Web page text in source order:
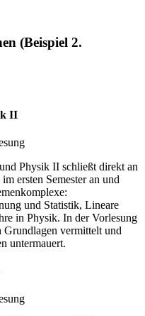
(Beispiel 2.
II
Physik II schließt direkt an
ersten Semester an und
und Statistik, Lineare
in Physik. In der Vorlesung
Grundlagen vermittelt und
untermauert.